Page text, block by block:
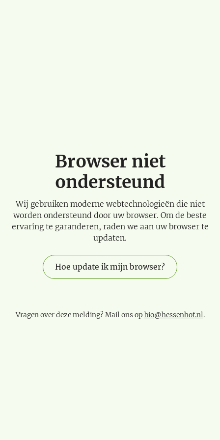
Browser niet
ondersteund
Wij gebruiken moderne webtechnologieën die niet
worden ondersteund door uw browser. Om de beste
ervaring te garanderen, raden we aan uw browser te
updaten.
Hoe update ik mijn browser?
Vragen over deze melding? Mail ons op bio@hessenhof.nl.